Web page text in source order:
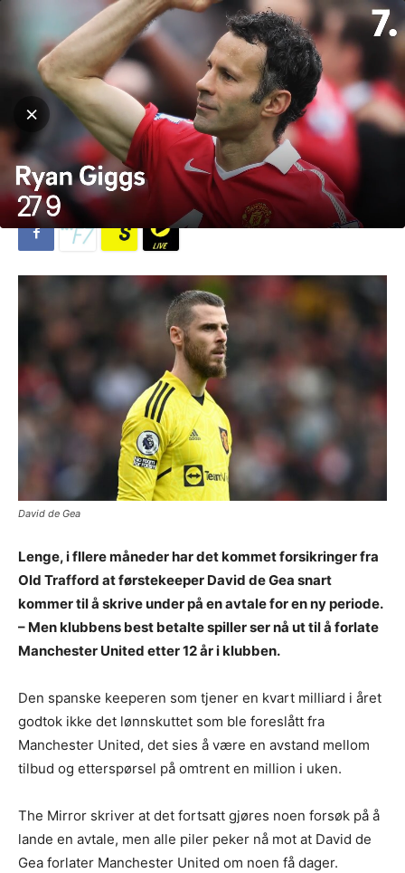
Hjem Fotball
Fotball Premier League
Mason Greenwood er på
lista, David de Gea er det ikke
Av Michael Breines Oredam 16. juni 2023 1597
David de Gea
Lenge, i fllere måneder har det kommet forsikringer fra
Old Trafford at førstekeeper David de Gea snart
kommer til å skrive under på en avtale for en ny periode.
– Men klubbens best betalte spiller ser nå ut til å forlate
Manchester United etter 12 år i klubben.
Den spanske keeperen som tjener en kvart milliard i året
godtok ikke det lønnskuttet som ble foreslått fra
Manchester United, det sies å være en avstand mellom
tilbud og etterspørsel på omtrent en million i uken.
The Mirror skriver at det fortsatt gjøres noen forsøk på å
lande en avtale, men alle piler peker nå mot at David de
Gea forlater Manchester United om noen få dager.